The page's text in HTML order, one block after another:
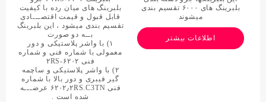
بلبرینگ های میان رده با کیفیت
قابل قبول و قیمت اقتصـــادی
تقسیم بندی میشود ، این بلبرینگ
بــه دو صورت
۱) با واشر پلاستیکی و دور
معمولی با شماره فنی و شماره
فنی ۶۲۰۲-۲RS
۲) با واشر پلاستیکی و ساچمه
گیر فیبری و دور بالا با شماره
فنی ۶۲۰۲٫۲RS.C3TN عرضـــه
شده است .
بلبرینگ های ۶۰۰۰ تقسیم بندی
میشوند
اطلاعات بیشتر